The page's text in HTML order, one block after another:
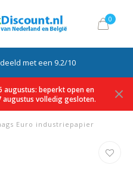
0
met een 9.2/10
beperkt open en
volledig gesloten.
Euro industriepapier